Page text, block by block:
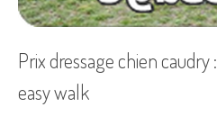
Prix dressage chien
easy walk